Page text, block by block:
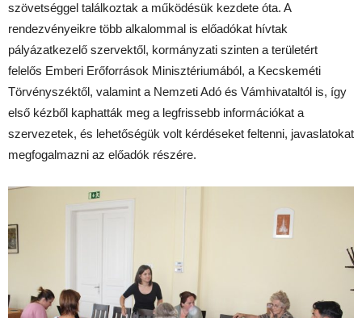
szövetséggel találkoztak a működésük kezdete óta. A
rendezvényeikre több alkalommal is előadókat hívtak
pályázatkezelő szervektől, kormányzati szinten a területért
felelős Emberi Erőforrások Minisztériumából, a Kecskeméti
Törvényszéktől, valamint a Nemzeti Adó és Vámhivataltól is, így
első kézből kaphatták meg a legfrissebb információkat a
szervezetek, és lehetőségük volt kérdéseket feltenni, javaslatokat
megfogalmazni az előadók részére.